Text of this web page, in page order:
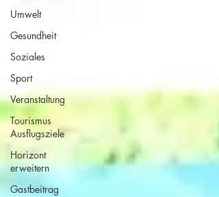
Umwelt
Gesundheit
Soziales
Sport
Veranstaltung
Tourismus
Ausflugsziele
Horizont
erweitern
Gastbeitrag